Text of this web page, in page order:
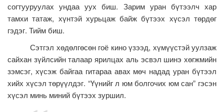
согтууруулах ундаа уух биш. Зарим уран бүтээлч хар
тамхи татаж, хүнтэй хурьцаж байж бүтээх хүсэл төрдөг
гэдэг. Тийм биш.
Сэтгэл хөдөлгөсөн гоё кино үзээд, хүмүүстэй уулзаж
сайхан зүйлсийн талаар ярилцах аль эсвэл шинэ хөгжмийн
зэмсэг, хүсэж байгаа гитараа авах мөч надад уран бүтээл
хийх хүсэл төрүүлдэг. “Үүнийг л юм болгочих юм сан” гэсэн
хүсэл минь миний бүтээх зуршил.